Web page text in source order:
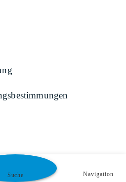
Suche Navigation